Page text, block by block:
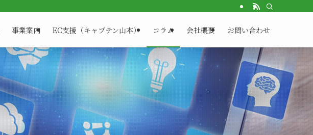
事業案内 EC支援（キャプテン山本） コラム 会社概要 お問い合わせ